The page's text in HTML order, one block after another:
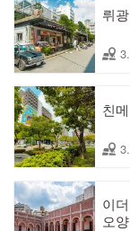
뤼
친
이
오